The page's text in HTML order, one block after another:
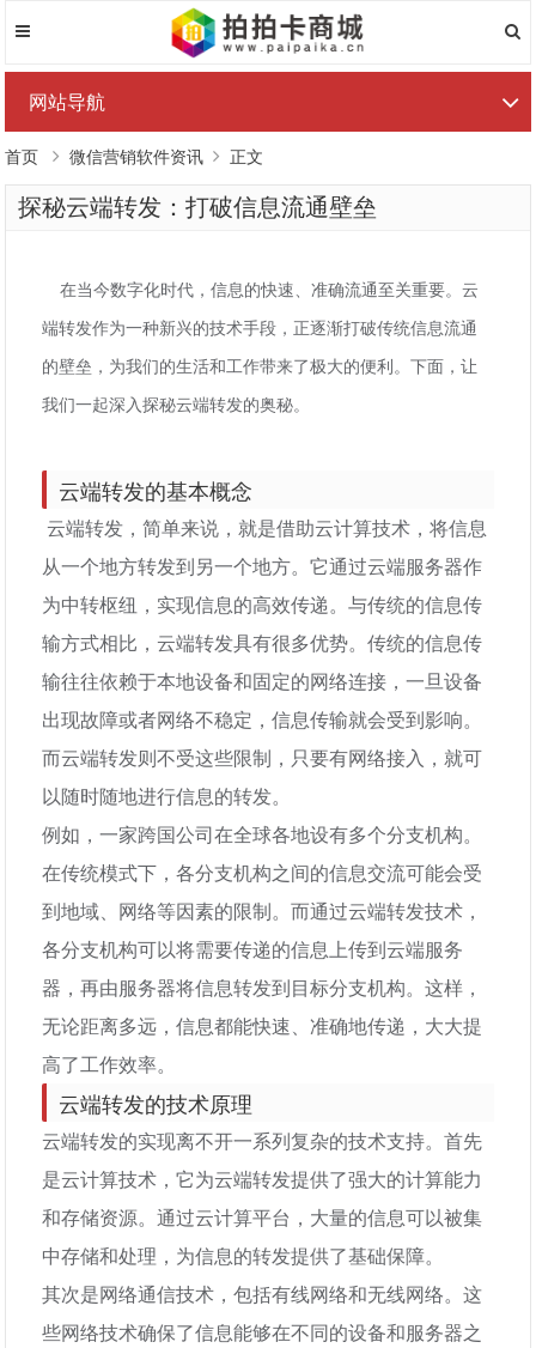
网站导航
首页 微信营销软件资讯 正文
探秘云端转发：打破信息流通壁垒
在当今数字化时代，信息的快速、准确流通至关重要。云
端转发作为一种新兴的技术手段，正逐渐打破传统信息流通
的壁垒，为我们的生活和工作带来了极大的便利。下面，让
我们一起深入探秘云端转发的奥秘。
云端转发的基本概念
云端转发，简单来说，就是借助云计算技术，将信息
从一个地方转发到另一个地方。它通过云端服务器作
为中转枢纽，实现信息的高效传递。与传统的信息传
输方式相比，云端转发具有很多优势。传统的信息传
输往往依赖于本地设备和固定的网络连接，一旦设备
出现故障或者网络不稳定，信息传输就会受到影响。
而云端转发则不受这些限制，只要有网络接入，就可
以随时随地进行信息的转发。
例如，一家跨国公司在全球各地设有多个分支机构。
在传统模式下，各分支机构之间的信息交流可能会受
到地域、网络等因素的限制。而通过云端转发技术，
各分支机构可以将需要传递的信息上传到云端服务
器，再由服务器将信息转发到目标分支机构。这样，
无论距离多远，信息都能快速、准确地传递，大大提
高了工作效率。
云端转发的技术原理
云端转发的实现离不开一系列复杂的技术支持。首先
是云计算技术，它为云端转发提供了强大的计算能力
和存储资源。通过云计算平台，大量的信息可以被集
中存储和处理，为信息的转发提供了基础保障。
其次是网络通信技术，包括有线网络和无线网络。这
些网络技术确保了信息能够在不同的设备和服务器之